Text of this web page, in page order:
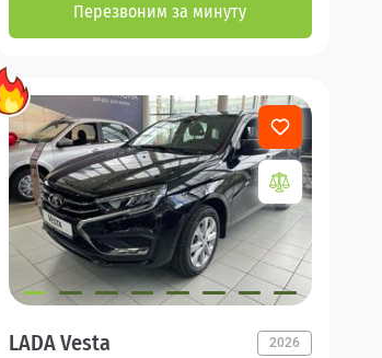
Перезвоним за минуту
LADA Vesta 2026